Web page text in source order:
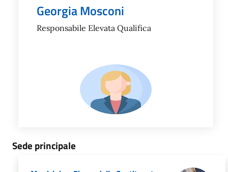
Georgia Mosconi
Responsabile Elevata Qualifica
Sede principale